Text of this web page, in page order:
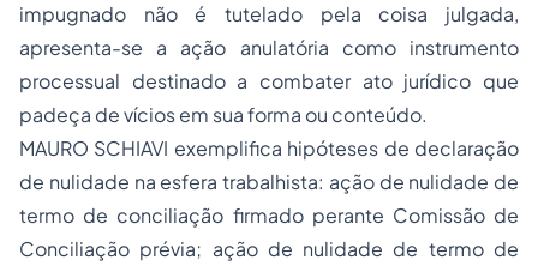
impugnado não é tutelado pela coisa julgada,
apresenta-se a ação anulatória como instrumento
processual destinado a combater ato jurídico que
padeça de vícios em sua forma ou conteúdo.
MAURO SCHIAVI exemplifica hipóteses de declaração
de nulidade na esfera trabalhista: ação de nulidade de
termo de conciliação firmado perante Comissão de
Conciliação prévia; ação de nulidade de termo de